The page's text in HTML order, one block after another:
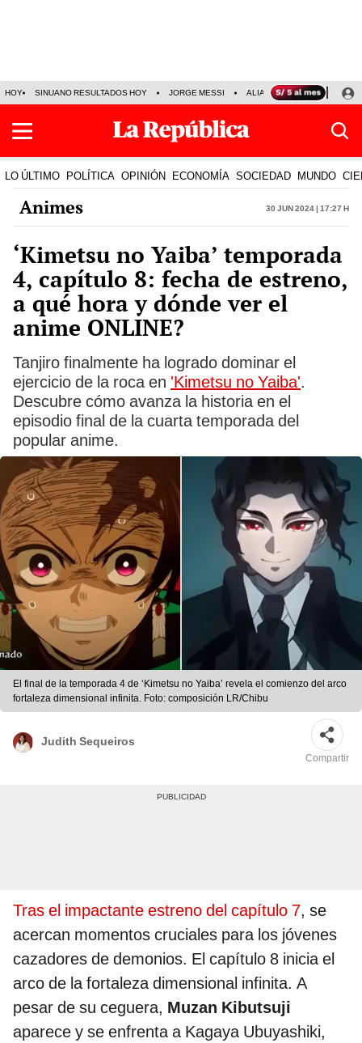
HOY SINUANO RESULTADOS HOY JORGE MESSI ALIANZA LIMA VS SPORT
LO ÚLTIMO POLÍTICA OPINIÓN ECONOMÍA SOCIEDAD MUNDO
Animes 30 Jun 2024 | 17:27 h
‘Kimetsu no Yaiba’ temporada
4, capítulo 8: fecha de estreno,
a qué hora y dónde ver el
anime ONLINE?
Tanjiro finalmente ha logrado dominar el
ejercicio de la roca en 'Kimetsu no Yaiba'.
Descubre cómo avanza la historia en el
episodio final de la cuarta temporada del
popular anime.
El final de la temporada 4 de ‘Kimetsu no Yaiba’ revela el comienzo del arco
fortaleza dimensional infinita. Foto: composición LR/Chibu
Judith Sequeiros
Compartir
Tras el impactante estreno del capítulo 7, se
acercan momentos cruciales para los jóvenes
cazadores de demonios. El capítulo 8 inicia el
arco de la fortaleza dimensional infinita. A
pesar de su ceguera, Muzan Kibutsuji
aparece y se enfrenta a Kagaya Ubuyashiki,